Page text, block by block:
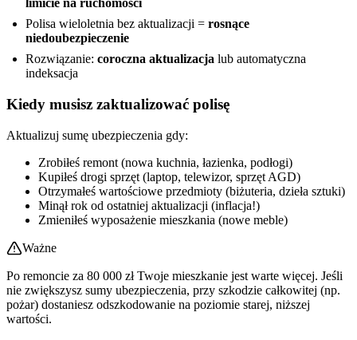
limicie na ruchomości
Polisa wieloletnia bez aktualizacji = rosnące
niedoubezpieczenie
Rozwiązanie: coroczna aktualizacja lub automatyczna
indeksacja
Kiedy musisz zaktualizować polisę
Aktualizuj sumę ubezpieczenia gdy:
Zrobiłeś remont (nowa kuchnia, łazienka, podłogi)
Kupiłeś drogi sprzęt (laptop, telewizor, sprzęt AGD)
Otrzymałeś wartościowe przedmioty (biżuteria, dzieła sztuki)
Minął rok od ostatniej aktualizacji (inflacja!)
Zmieniłeś wyposażenie mieszkania (nowe meble)
Ważne
Po remoncie za 80 000 zł Twoje mieszkanie jest warte więcej. Jeśli
nie zwiększysz sumy ubezpieczenia, przy szkodzie całkowitej (np.
pożar) dostaniesz odszkodowanie na poziomie starej, niższej
wartości.